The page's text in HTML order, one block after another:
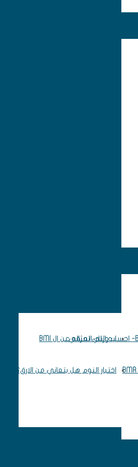
ايه اللي تعرفه عن ال BMI
اختبار النوم هل بتعاني من الارق؟